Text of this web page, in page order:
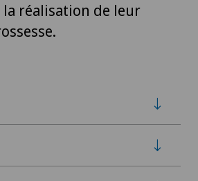
la réalisation de leur